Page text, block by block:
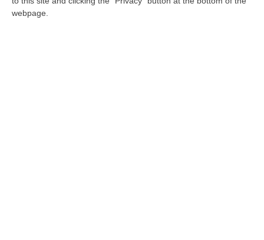
webpage.
danno all’Italia la possibilità di giocare il suo